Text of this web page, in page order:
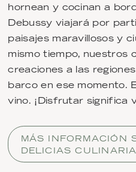
hornean y cocinan a
Debussy viajará por
paisajes maravillosos y
mismo tiempo, nuestros
creaciones a las
barco en ese momento.
vino. ¡Disfrutar significa
MÁS INFORMACIÓN
DELICIAS